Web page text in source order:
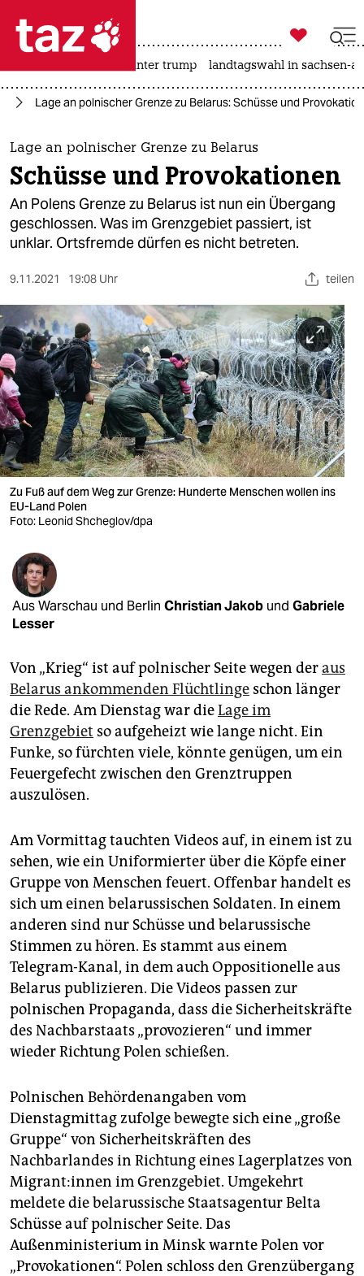
 taz zahl ich
taz zahl ich
themen
politik
öko
sport
berlin
nord
wahrheit
verlag
verlag
shop
fragen & hilfe
unterstützen
abo
genossenschaft
epaper login

taz zahl ich
usa unter trump landtagswahl in sachsen-
Lage an polnischer Grenze zu Belarus: Schüsse und
Lage an polnischer Grenze zu Belarus
Schüsse und Provokationen
An Polens Grenze zu Belarus ist nun ein Übergang
geschlossen. Was im Grenzgebiet passiert, ist
unklar. Ortsfremde dürfen es nicht betreten.
9.11.2021 19:08 Uhr teilen
Zu Fuß auf dem Weg zur Grenze: Hunderte Menschen wollen ins
EU-Land Polen
Foto: Leonid Shcheglov/dpa
Aus Warschau und Berlin Christian Jakob und Gabriele
Lesser
Von „Krieg“ ist auf polnischer Seite wegen deraus
Belarus ankommenden Flüchtlinge schon länger
die Rede. Am Dienstag war dieLage im
Grenzgebiet so aufgeheizt wie lange nicht. Ein
Funke, so fürchten viele, könnte genügen, um ein
Feuergefecht zwischen den Grenztruppen
auszulösen.
Am Vormittag tauchten Videos auf, in einem ist zu
sehen, wie ein Uniformierter über die Köpfe einer
Gruppe von Menschen feuert. Offenbar handelt es
sich um einen belarussischen Soldaten. In einem
anderen sind nur Schüsse und belarussische
Stimmen zu hören. Es stammt aus einem
Telegram-Kanal, in dem auch Oppositionelle aus
Belarus publizieren. Die Videos passen zur
polnischen Propaganda, dass die Sicherheitskräfte
des Nachbarstaats „provozieren“ und immer
wieder Richtung Polen schießen.
Polnischen Behördenangaben vom
Dienstagmittag zufolge bewegte sich eine „große
Gruppe“ von Sicherheitskräften des
Nachbarlandes in Richtung eines Lagerplatzes von
Mi­gran­t:in­nen im Grenzgebiet. Umgekehrt
meldete die belarussische Staatsagentur Belta
Schüsse auf polnischer Seite. Das
Außenministerium in Minsk warnte Polen vor
„Provokationen“. Polen schloss den Grenzübergang